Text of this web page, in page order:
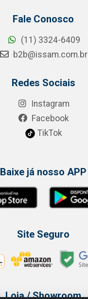
Fale Conosco
(11) 3324-6409
b2b@issam.com.br
Redes Sociais
Instagram
Facebook
TikTok
Baixe já nosso APP
Site Seguro
Loja / Showroom